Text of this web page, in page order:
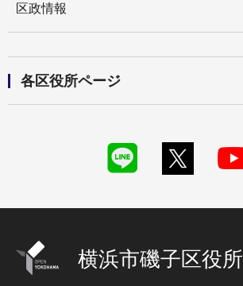
区政情報
各区役所ページ
横浜市磯子区役所